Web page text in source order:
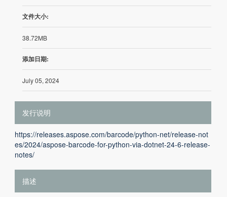
文件大小:
38.72MB
添加日期:
July 05, 2024
发行说明
https://releases.aspose.com/barcode/python-net/release-not
es/2024/aspose-barcode-for-python-via-dotnet-24-6-release-
notes/
描述